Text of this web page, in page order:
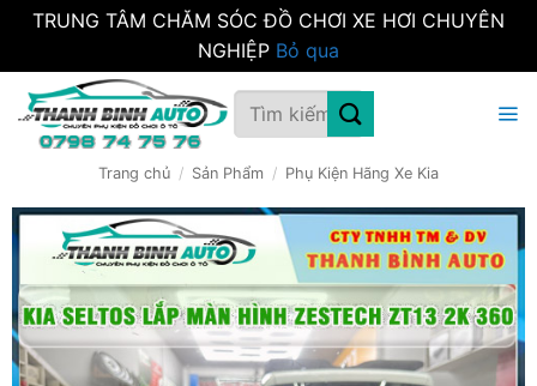
TRUNG TÂM CHĂM SÓC ĐỒ CHƠI XE HƠI CHUYÊN
NGHIỆP Bỏ qua
qua
Tìm
kiếm:
Trang chủ / Sản Phẩm / Phụ Kiện Hãng Xe Kia